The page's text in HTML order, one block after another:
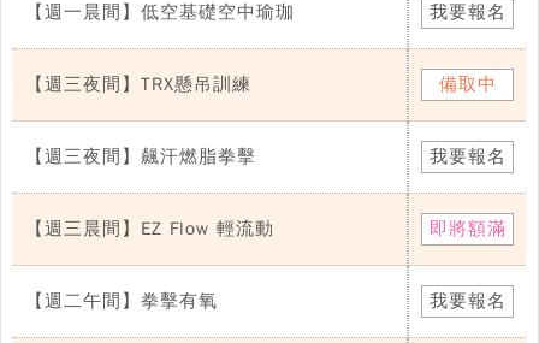
【週一晨間】低空基礎空中瑜珈 我要報名
【週三夜間】TRX懸吊訓練 備取中
【週三夜間】飆汗燃脂拳擊 我要報名
【週三晨間】EZ Flow 輕流動 即將額滿
【週二午間】拳擊有氧 我要報名